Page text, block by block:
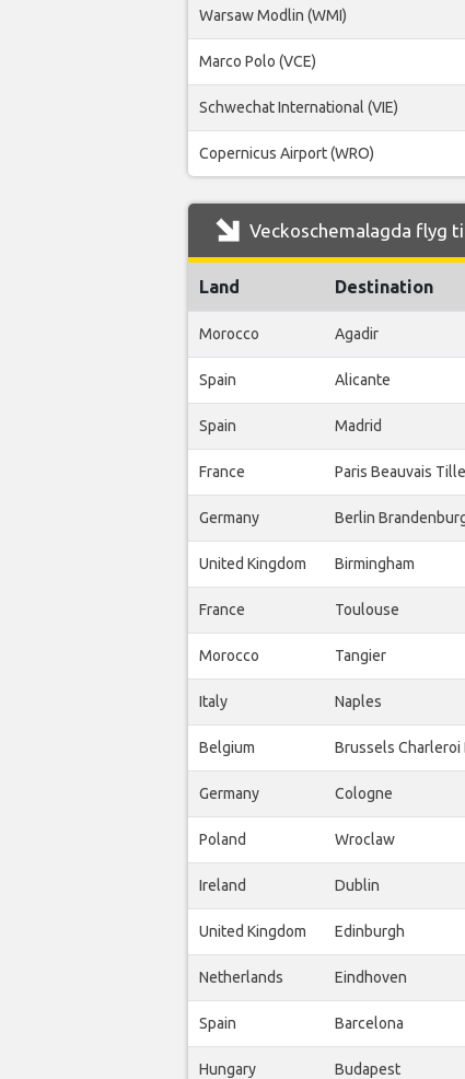
Warsaw Modlin (WMI)
Marco Polo (VCE)
Schwechat International (VIE)
Copernicus Airport (WRO)
Veckoschemalagda flyg
Land Destination
Morocco Agadir
Spain Alicante
Spain Madrid
France Paris Beauvais Tille
Germany Berlin
United Kingdom Birmingham
France Toulouse
Morocco Tangier
Italy Naples
Belgium Brussels Charleroi
Germany Cologne
Poland Wroclaw
Ireland Dublin
United Kingdom Edinburgh
Netherlands Eindhoven
Spain Barcelona
Hungary Budapest